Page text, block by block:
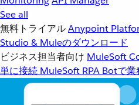
See all
無料トライアルAnypoint
Studio & Muleのダウンロード
ビジネス担当者向け MuleSoft
単に接続 MuleSoft RPA Botで業